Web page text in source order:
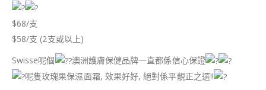
$68/支
$58/支 (2支或以上)
Swisse呢個
澳洲護膚保健品牌一直都係信心保證
呢隻玫瑰果保濕面霜, 效果好好, 絕對係平靚正之選!!